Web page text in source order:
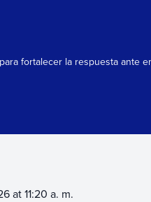
fortalecer la respuesta ante
at 11:20 a. m.